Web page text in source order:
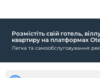
Розмістіть свій готель,
квартиру на платформах
Легка та самообслуговування